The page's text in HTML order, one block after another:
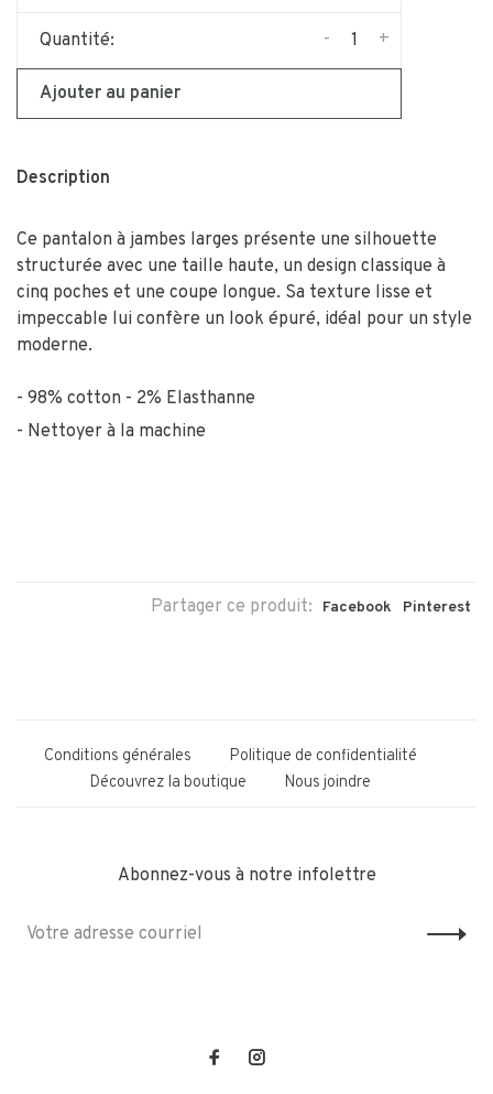
Quantité: +
-
Ajouter au panier
Description
Ce pantalon à jambes larges présente une silhouette
structurée avec une taille haute, un design classique à
cinq poches et une coupe longue. Sa texture lisse et
impeccable lui confère un look épuré, idéal pour un style
moderne.
98% cotton - 2% Elasthanne
Nettoyer à la machine
Partager ce produit: Facebook Pinterest
Conditions générales
Politique de confidentialité
Découvrez la boutique
Nous joindre
Abonnez-vous à notre infolettre